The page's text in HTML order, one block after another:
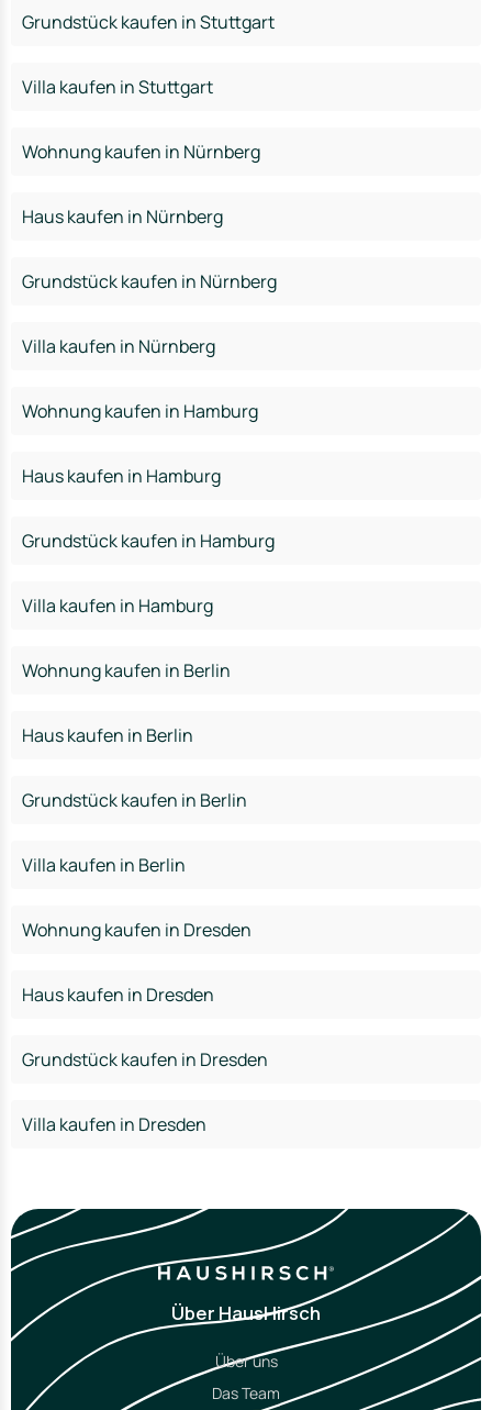
Grundstück kaufen in Stuttgart
Villa kaufen in Stuttgart
Wohnung kaufen in Nürnberg
Haus kaufen in Nürnberg
Grundstück kaufen in Nürnberg
Villa kaufen in Nürnberg
Wohnung kaufen in Hamburg
Haus kaufen in Hamburg
Grundstück kaufen in Hamburg
Villa kaufen in Hamburg
Wohnung kaufen in Berlin
Haus kaufen in Berlin
Grundstück kaufen in Berlin
Villa kaufen in Berlin
Wohnung kaufen in Dresden
Haus kaufen in Dresden
Grundstück kaufen in Dresden
Villa kaufen in Dresden
Über HausHirsch
Über uns
Das Team